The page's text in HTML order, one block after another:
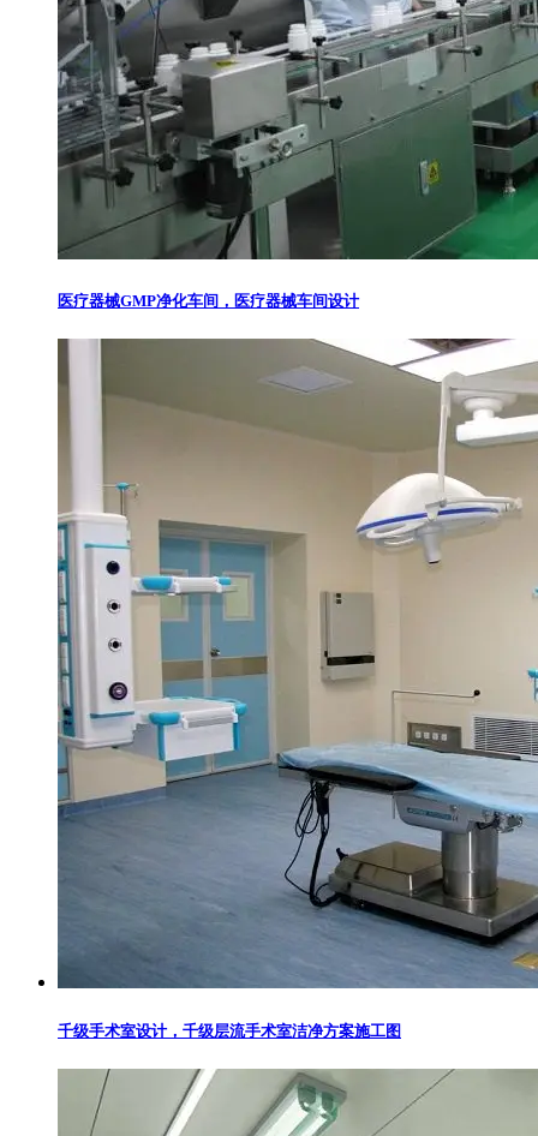
医疗器械GMP净化车间，医疗器械车间设计
千级手术室设计，千级层流手术室洁净方案施工图